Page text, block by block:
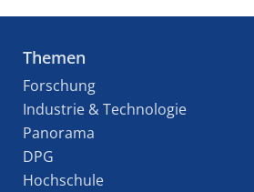
Themen
Forschung
Industrie & Technologie
Panorama
DPG
Hochschule